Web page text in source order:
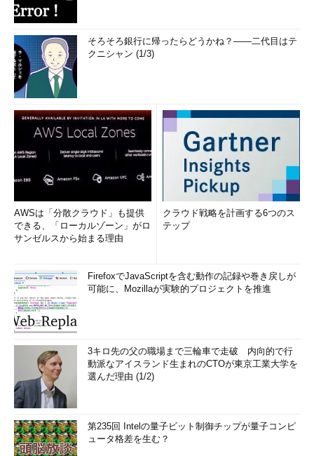
そろそろ銀行に帰ったらどうかね？――二代目はテ
クニシャン (1/3)
AWSは「分散クラウド」も提供
できる、「ローカルゾーン」がロ
サンゼルスから始まる理由
クラウド戦略を計画する6つのス
テップ
FirefoxでJavaScriptを含む動作の記録や巻き戻しが
可能に、Mozillaが実験的プロジェクトを推進
3キロ先の父の職場まで三輪車で走破 内向的で行
動派なアイスランド生まれのCTOが東京工業大学を
選んだ理由 (1/2)
第235回 Intelの量子ビット制御チップが量子コンピ
ュータ格差を生む？